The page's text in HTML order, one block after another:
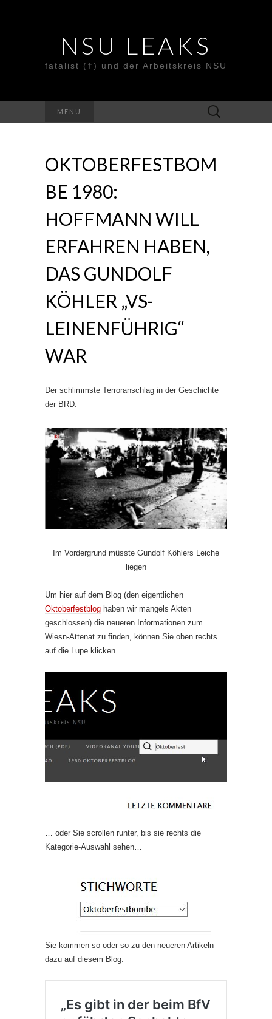
NSU LEAKS
fatalist (†) und der Arbeitskreis NSU
MENU
Suche
nach:
OKTOBERFESTBOM
BE 1980:
HOFFMANN WILL
ERFAHREN HABEN,
DAS GUNDOLF
KÖHLER „VS-
LEINENFÜHRIG“
WAR
Der schlimmste Terroranschlag in der Geschichte
der BRD:
Im Vordergrund müsste Gundolf Köhlers Leiche
liegen
Um hier auf dem Blog (den eigentlichen
Oktoberfestblog haben wir mangels Akten
geschlossen) die neueren Informationen zum
Wiesn-Attenat zu finden, können Sie oben rechts
auf die Lupe klicken…
… oder Sie scrollen runter, bis sie rechts die
Kategorie-Auswahl sehen…
Sie kommen so oder so zu den neueren Artikeln
dazu auf diesem Blog: